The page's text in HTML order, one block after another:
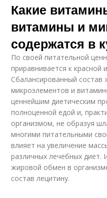
Какие
витамины и
содержатся в
По своей питательной
приравнивается к красной
Сбалансированный состав
микроэлементов и
ценнейшим диетическим
полноценной едой и,
организмом, не образуя
многими питательными
влияет на увеличение
различных лечебных
жировой обмен в
состав лецитину.